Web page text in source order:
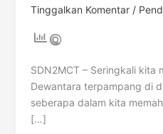
Tinggalkan Komentar /
SDN2MCT – Seringkali kita
Dewantara terpampang di
seberapa dalam kita
[…]